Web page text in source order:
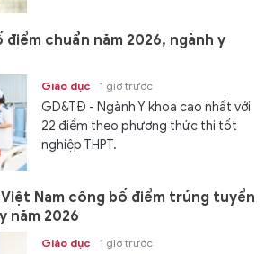
điểm chuẩn năm 2026, ngành y
Giáo dục 1 giờ trước
GD&TĐ - Ngành Y khoa cao nhất với
22 điểm theo phương thức thi tốt
nghiệp THPT.
Nam công bố điểm trúng tuyển
năm 2026
Giáo dục 1 giờ trước